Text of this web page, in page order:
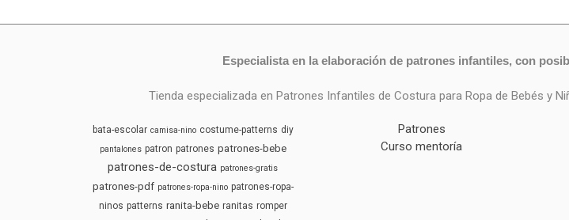
Especialista en la elaboración de patrones infantiles, con
Tienda especializada en Patrones Infantiles de Costura para Ropa de Bebés y
bata-escolar camisa-nino costume-patterns diy
pantalones patron patrones patrones-bebe
patrones-de-costura patrones-gratis
patrones-pdf patrones-ropa-nino patrones-ropa-
ninos patterns ranita-bebe ranitas romper
Patrones
Curso mentoría